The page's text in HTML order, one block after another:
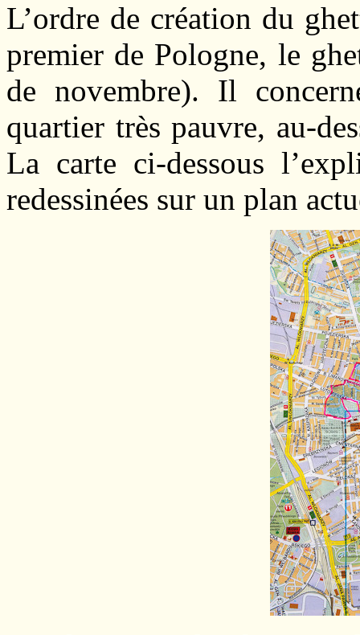
L’ordre de création du
premier de Pologne, le
de novembre). Il
quartier très pauvre, au-
La carte ci-dessous
redessinées sur un plan